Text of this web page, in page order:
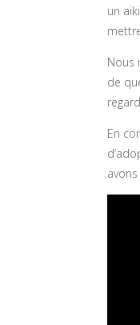
un
Nous
de
En